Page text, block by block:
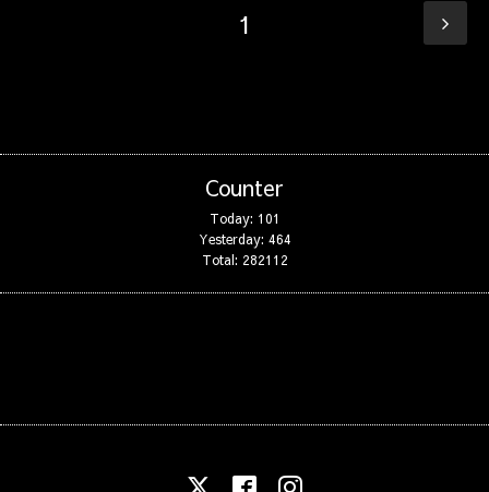
1
Counter
Today: 101
Yesterday: 464
Total: 282112